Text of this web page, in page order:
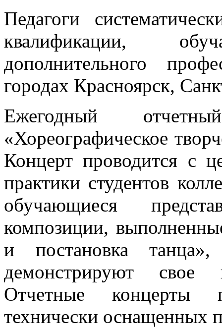
Педагоги
квалификации,
дополнительного
городах Красноярск,
Ежегодный
«Хореографическое
Концерт проводится с
практики студентов
обучающиеся
композиции,
и постановка танца»,
демонстрируют свое
Отчетные концерты
технически оснащенных